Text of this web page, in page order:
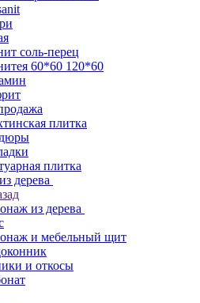
соль-перец
60*60 120*60
плитка
плитка
дерева
из дерева
и мебельный щит
и откосы